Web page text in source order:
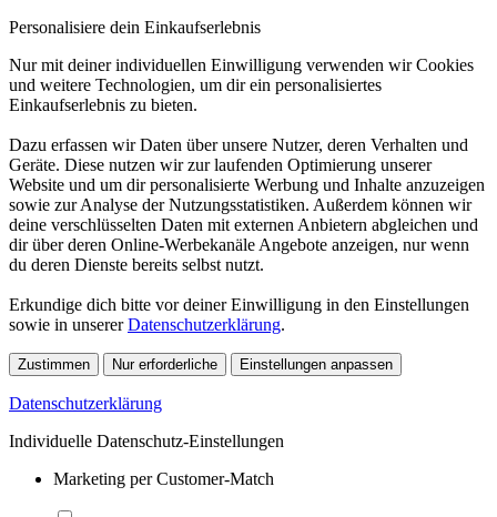
Personalisiere dein Einkaufserlebnis
Nur mit deiner individuellen Einwilligung verwenden wir Cookies
und weitere Technologien, um dir ein personalisiertes
Einkaufserlebnis zu bieten.
Dazu erfassen wir Daten über unsere Nutzer, deren Verhalten und
Geräte. Diese nutzen wir zur laufenden Optimierung unserer
Website und um dir personalisierte Werbung und Inhalte anzuzeigen
sowie zur Analyse der Nutzungsstatistiken. Außerdem können wir
deine verschlüsselten Daten mit externen Anbietern abgleichen und
dir über deren Online-Werbekanäle Angebote anzeigen, nur wenn
du deren Dienste bereits selbst nutzt.
Erkundige dich bitte vor deiner Einwilligung in den Einstellungen
sowie in unsererDatenschutzerklärung.
Zustimmen Nur erforderliche Einstellungen anpassen
Datenschutzerklärung
Individuelle Datenschutz-Einstellungen
Marketing per Customer-Match